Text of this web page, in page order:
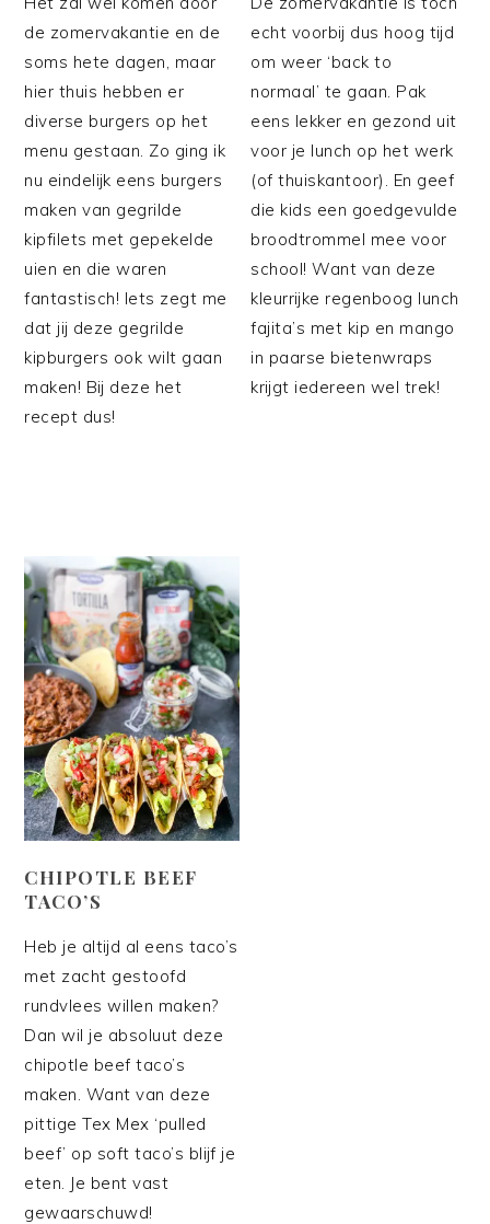
de zomervakantie en de
soms hete dagen, maar
hier thuis hebben er
diverse burgers op het
menu gestaan. Zo ging ik
nu eindelijk eens burgers
maken van gegrilde
kipfilets met gepekelde
uien en die waren
fantastisch! Iets zegt me
dat jij deze gegrilde
kipburgers ook wilt gaan
maken! Bij deze het
recept dus!
echt voorbij dus hoog tijd
om weer ‘back to
normaal’ te gaan. Pak
eens lekker en gezond uit
voor je lunch op het werk
(of thuiskantoor). En geef
die kids een goedgevulde
broodtrommel mee voor
school! Want van deze
kleurrijke regenboog lunch
fajita’s met kip en mango
in paarse bietenwraps
krijgt iedereen wel trek!
CHIPOTLE BEEF
TACO’S
Heb je altijd al eens taco’s
met zacht gestoofd
rundvlees willen maken?
Dan wil je absoluut deze
chipotle beef taco’s
maken. Want van deze
pittige Tex Mex ‘pulled
beef’ op soft taco’s blijf je
eten. Je bent vast
gewaarschuwd!